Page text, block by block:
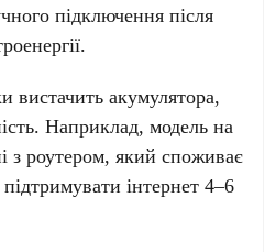
підключення після
вистачить акумулятора,
Наприклад, модель на
з роутером, який споживає
інтернет 4–6